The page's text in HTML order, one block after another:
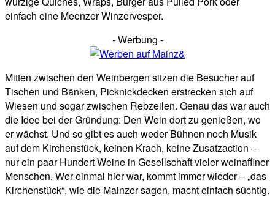
einfach eine Meenzer Winzervesper.
- Werbung -
Mitten zwischen den Weinbergen sitzen die Besucher auf
Tischen und Bänken, Picknickdecken erstrecken sich auf
Wiesen und sogar zwischen Rebzeilen. Genau das war auch
die Idee bei der Gründung: Den Wein dort zu genießen, wo
er wächst. Und so gibt es auch weder Bühnen noch Musik
auf dem Kirchenstück, keinen Krach, keine Zusatzaction –
nur ein paar Hundert Weine in Gesellschaft vieler weinaffiner
Menschen. Wer einmal hier war, kommt immer wieder – „das
Kirchenstück“, wie die Mainzer sagen, macht einfach süchtig.